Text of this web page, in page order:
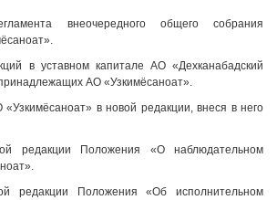
внеочередного общего собрания
в уставном капитале АО «Дехканабадский
АО «Узкимёсаноат».
в новой редакции, внеся в него
редакции Положения «О наблюдательном
редакции Положения «Об исполнительном